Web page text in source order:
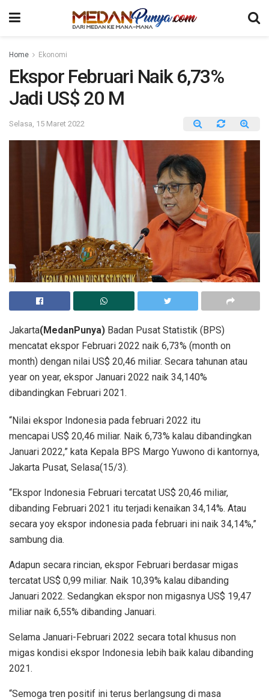
Home Ekonomi
Ekspor Februari Naik 6,73%
Jadi US$ 20 M
Selasa, 15 Maret 2022
Jakarta(MedanPunya) Badan Pusat Statistik (BPS)
mencatat ekspor Februari 2022 naik 6,73% (month on
month) dengan nilai US$ 20,46 miliar. Secara tahunan atau
year on year, ekspor Januari 2022 naik 34,140%
dibandingkan Februari 2021.
“Nilai ekspor Indonesia pada februari 2022 itu
mencapai US$ 20,46 miliar. Naik 6,73% kalau dibandingkan
Januari 2022,” kata Kepala BPS Margo Yuwono di kantornya,
Jakarta Pusat, Selasa(15/3).
“Ekspor Indonesia Februari tercatat US$ 20,46 miliar,
dibanding Februari 2021 itu terjadi kenaikan 34,14%. Atau
secara yoy ekspor indonesia pada februari ini naik 34,14%,”
sambung dia.
Adapun secara rincian, ekspor Februari berdasar migas
tercatat US$ 0,99 miliar. Naik 10,39% kalau dibanding
Januari 2022. Sedangkan ekspor non migasnya US$ 19,47
miliar naik 6,55% dibanding Januari.
Selama Januari-Februari 2022 secara total khusus non
migas kondisi ekspor Indonesia lebih baik kalau dibanding
2021.
“Semoga tren positif ini terus berlangsung di masa